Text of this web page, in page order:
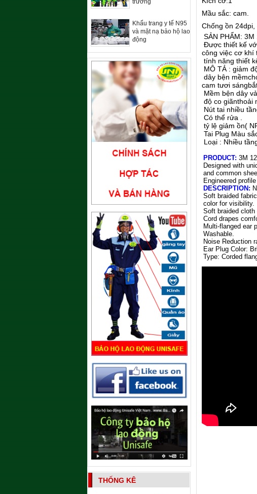
trường
Khẩu trang y tế N95
và mặt nạ bảo hộ lao
động
THỐNG KÊ
Mầu sắc: cam.
Chống ồn
SẢN PHẨM:
Được thiết kế
công việc cơ khí
tính năng thiết
MÔ TẢ : giảm
dây bện
cam tươi
Mềm bện dây
độ co giãnthoải
Nút tai nhiều
Có thể rửa .
tỷ lệ giảm ồn(
Tai Plug Màu
Loại : Nhiều
PRODUCT: 3M
Designed with
and common
Engineered
DESCRIPTION:
Soft braided
color for visibility.
Soft braided
Cord drapes
Multi-flanged ear
Washable.
Noise Reduction
Ear Plug Color:
Type: Corded